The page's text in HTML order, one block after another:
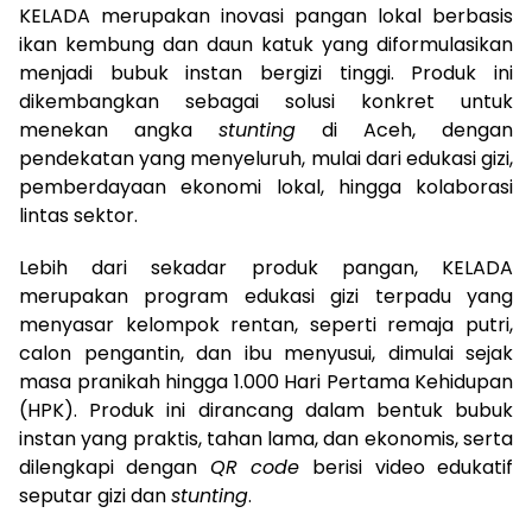
KELADA merupakan inovasi pangan lokal berbasis
ikan kembung dan daun katuk yang diformulasikan
menjadi bubuk instan bergizi tinggi. Produk ini
dikembangkan sebagai solusi konkret untuk
menekan angka stunting di Aceh, dengan
pendekatan yang menyeluruh, mulai dari edukasi gizi,
pemberdayaan ekonomi lokal, hingga kolaborasi
lintas sektor.
Lebih dari sekadar produk pangan, KELADA
merupakan program edukasi gizi terpadu yang
menyasar kelompok rentan, seperti remaja putri,
calon pengantin, dan ibu menyusui, dimulai sejak
masa pranikah hingga 1.000 Hari Pertama Kehidupan
(HPK). Produk ini dirancang dalam bentuk bubuk
instan yang praktis, tahan lama, dan ekonomis, serta
dilengkapi dengan QR code berisi video edukatif
seputar gizi danstunting.